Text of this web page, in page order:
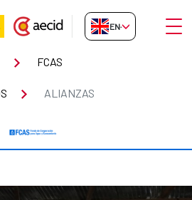
EN-GB
FCAS
ALIANZAS